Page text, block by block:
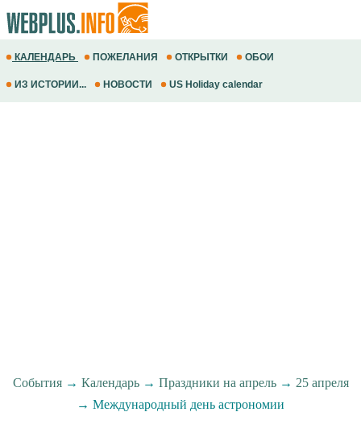
КАЛЕНДАРЬ ПОЖЕЛАНИЯ ОТКРЫТКИ ОБОИ
ИЗ ИСТОРИИ... НОВОСТИ US Holiday calendar
События→ Календарь→ Праздники на апрель→ 25 апреля
→ Международный день астрономии